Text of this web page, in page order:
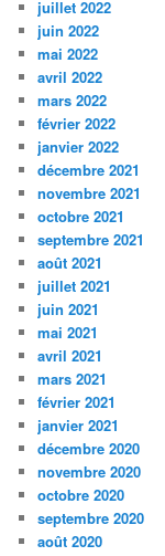
juillet 2022
juin 2022
mai 2022
avril 2022
mars 2022
février 2022
janvier 2022
décembre 2021
novembre 2021
octobre 2021
septembre 2021
août 2021
juillet 2021
juin 2021
mai 2021
avril 2021
mars 2021
février 2021
janvier 2021
décembre 2020
novembre 2020
octobre 2020
septembre 2020
août 2020